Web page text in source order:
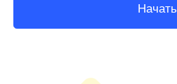
Начать